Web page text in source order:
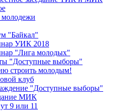
молодежи
"Байкал"
УИК 2018
"Лига молодых"
"Доступные выборы"
строить молодым!
клуб
"Доступные выборы"
МИК
9 или 11